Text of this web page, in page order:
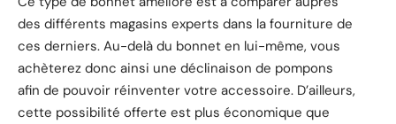
des différents magasins experts dans la fourniture de
ces derniers. Au-delà du bonnet en lui-même, vous
achèterez donc ainsi une déclinaison de pompons
afin de pouvoir réinventer votre accessoire. D’ailleurs,
cette possibilité offerte est plus économique que